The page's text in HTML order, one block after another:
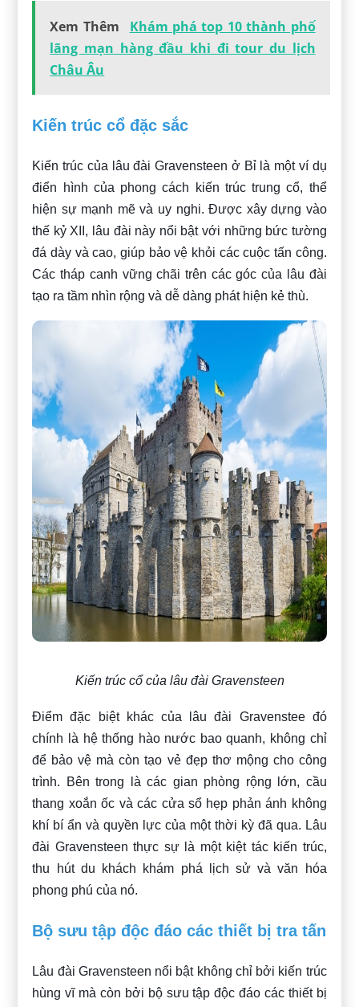
Xem Thêm
Khám phá top 10 thành phố
lãng mạn hàng đầu khi đi tour du lịch
Châu Âu
Kiến trúc cổ đặc sắc
Kiến trúc của lâu đài Gravensteen ở Bỉ là một ví dụ
điển hình của phong cách kiến trúc trung cổ, thể
hiện sự mạnh mẽ và uy nghi. Được xây dựng vào
thế kỷ XII, lâu đài này nổi bật với những bức tường
đá dày và cao, giúp bảo vệ khỏi các cuộc tấn công.
Các tháp canh vững chãi trên các góc của lâu đài
tạo ra tầm nhìn rộng và dễ dàng phát hiện kẻ thù.
Kiến trúc cổ của lâu đài Gravensteen
Điểm đặc biệt khác của lâu đài Gravenstee đó
chính là hệ thống hào nước bao quanh, không chỉ
để bảo vệ mà còn tạo vẻ đẹp thơ mộng cho công
trình. Bên trong là các gian phòng rộng lớn, cầu
thang xoắn ốc và các cửa sổ hẹp phản ánh không
khí bí ẩn và quyền lực của một thời kỳ đã qua. Lâu
đài Gravensteen thực sự là một kiệt tác kiến trúc,
thu hút du khách khám phá lịch sử và văn hóa
phong phú của nó.
Bộ sưu tập độc đáo các thiết bị tra tấn
Lâu đài Gravensteen nổi bật không chỉ bởi kiến trúc
hùng vĩ mà còn bởi bộ sưu tập độc đáo các thiết bị